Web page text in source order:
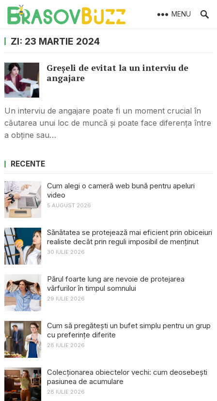
MENU
ZI: 23 MARTIE 2024
Greșeli de evitat la un interviu de
angajare
Un interviu de angajare poate fi un moment crucial în
căutarea unui loc de muncă și poate face diferența între
a obține sau…
RECENTE
Cum alegi o cameră web bună pentru apeluri
video
5 AUGUST 2026
Sănătatea se protejează mai eficient prin obiceiuri
realiste decât prin reguli imposibil de menținut
30 IULIE 2026
Părul foarte lung are nevoie de protejarea
vârfurilor în timpul somnului
29 IULIE 2026
Cum să pregătești un bufet simplu pentru un grup
cu preferințe diferite
28 IULIE 2026
Colecționarea obiectelor vechi: cum deosebești
pasiunea de acumulare
28 IULIE 2026